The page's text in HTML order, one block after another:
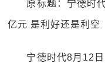
原标题：宁德时
亿元 是利好还是利空
宁德时代8月12